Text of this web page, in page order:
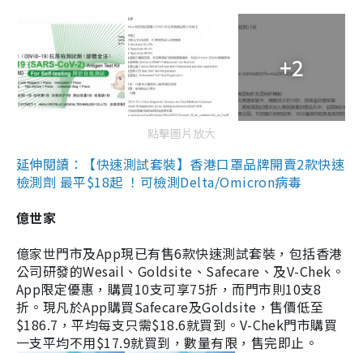
+2
點擊圖片放大
延伸閱讀：【快速測試套裝】香港口罩品牌開賣2款快速
檢測劑 最平$18起 ！可檢測Delta/Omicron病毒
億世家
億家世門市及App現已有售6款快速測試套裝，包括香港
公司研發的Wesail、Goldsite、Safecare、及V-Chek。
App限定優惠，購買10支可享75折，而門市則10支8
折。現凡於App購買Safecare及Goldsite，售價低至
$186.7，平均每支只需$18.6就買到。V-Chek門市購買
一支平均不用$17.9就買到，數量有限，售完即止。